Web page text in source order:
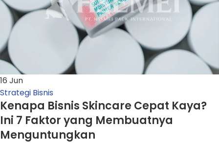
16 Jun
Strategi Bisnis
Kenapa Bisnis Skincare Cepat Kaya?
Ini 7 Faktor yang Membuatnya
Menguntungkan